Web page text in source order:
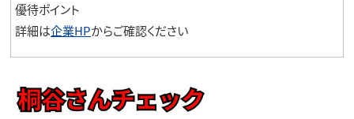
優待ポイント
詳細は企業HPからご確認ください